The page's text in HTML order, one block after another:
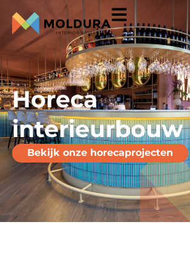
Horeca
interieurbouw
Bekijk onze horecaprojecten